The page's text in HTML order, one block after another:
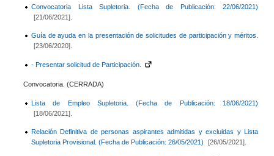
Convocatoria Lista Supletoria. (Fecha de Publicación: 22/06/2021)
[21/06/2021].
Guía de ayuda en la presentación de solicitudes de participación y méritos.
[23/06/2020].
- Presentar solicitud de Participación.
Convocatoria. (CERRADA)
Lista de Empleo Supletoria. (Fecha de Publicación: 18/06/2021)
[18/06/2021].
Relación Definitiva de personas aspirantes admitidas y excluidas y Lista
Supletoria Provisional. (Fecha de Publicación: 26/05/2021)
[26/05/2021].